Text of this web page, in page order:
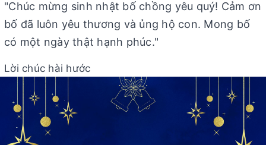
"Chúc mừng sinh nhật bố chồng yêu quý! Cảm ơn
bố đã luôn yêu thương và ủng hộ con. Mong bố
có một ngày thật hạnh phúc."
Lời chúc hài hước